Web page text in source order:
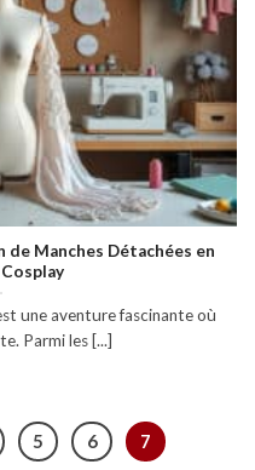
Manches Détachées en
une aventure fascinante où
Parmi les [...]
5 6 7